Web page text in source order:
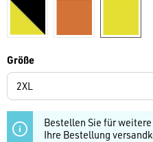
warngelb/ schwarz
Größeauswählen
Bestellen Sie für weitere
Ihre Bestellung